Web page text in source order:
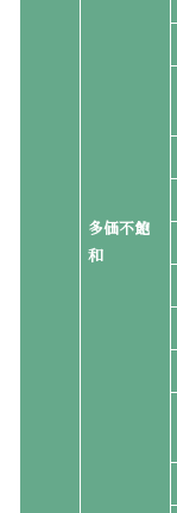
多価不飽
和